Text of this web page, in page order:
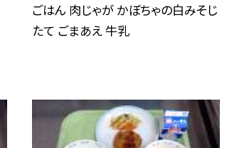
ごはん 肉じゃが かぼちゃの白みそじ
たて ごまあえ 牛乳